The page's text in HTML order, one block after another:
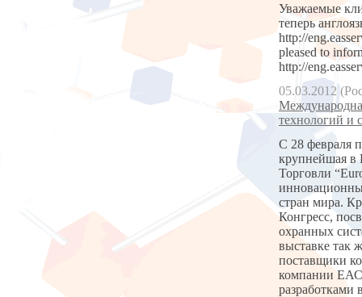
Уважаемые
теперь
http://
pleased to
http://
05.03.2012
технологий и
С 28 февраля
крупнейшая в
Торговли
стран мира.
Конгресс,
охранных
выставке так
поставщики
компании ЕАС
разработками